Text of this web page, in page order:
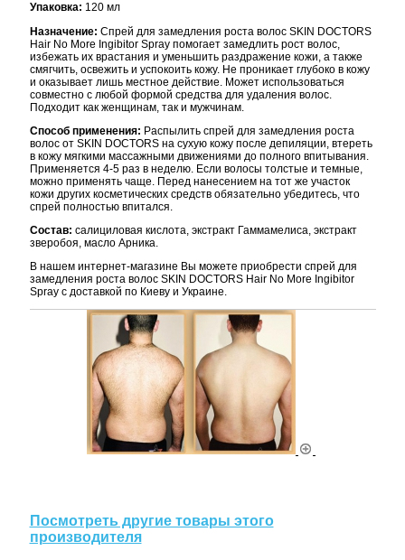
Упаковка: 120 мл
Назначение: Спрей для замедления роста волос SKIN DOCTORS
Hair No More Ingibitor Spray помогает замедлить рост волос,
избежать их врастания и уменьшить раздражение кожи, а также
смягчить, освежить и успокоить кожу. Не проникает глубоко в кожу
и оказывает лишь местное действие. Может использоваться
совместно с любой формой средства для удаления волос.
Подходит как женщинам, так и мужчинам.
Способ применения: Распылить спрей для замедления роста
волос от SKIN DOCTORS на сухую кожу после депиляции, втереть
в кожу мягкими массажными движениями до полного впитывания.
Применяется 4-5 раз в неделю. Если волосы толстые и темные,
можно применять чаще. Перед нанесением на тот же участок
кожи других косметических средств обязательно убедитесь, что
спрей полностью впитался.
Состав: салициловая кислота, экстракт Гаммамелиса, экстракт
зверобоя, масло Арника.
В нашем интернет-магазине Вы можете приобрести спрей для
замедления роста волос SKIN DOCTORS Hair No More Ingibitor
Spray с доставкой по Киеву и Украине.
Посмотреть другие товары этого
производителя